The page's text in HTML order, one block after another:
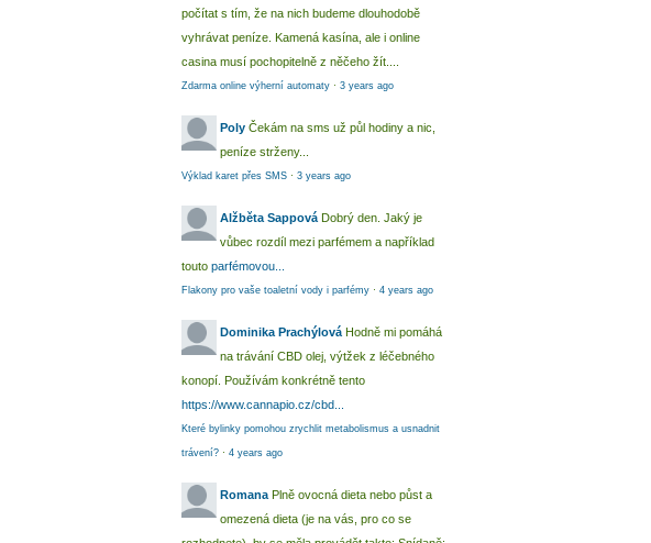
počítat s tím, že na nich budeme dlouhodobě
vyhrávat peníze. Kamená kasína, ale i online
casina musí pochopitelně z něčeho žít....
Zdarma online výherní automaty · 3 years ago
Poly Čekám na sms už půl hodiny a nic,
peníze strženy...
Výklad karet přes SMS · 3 years ago
Alžběta Sappová Dobrý den. Jaký je
vůbec rozdíl mezi parfémem a například
touto parfémovou...
Flakony pro vaše toaletní vody i parfémy · 4 years ago
Dominika Prachýlová Hodně mi pomáhá
na trávání CBD olej, výtžek z léčebného
konopí. Používám konkrétně tento
https://www.cannapio.cz/cbd...
Které bylinky pomohou zrychlit metabolismus a usnadnit
trávení? · 4 years ago
Romana Plně ovocná dieta nebo půst a
omezená dieta (je na vás, pro co se